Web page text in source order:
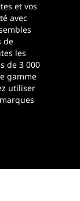
et vos
avec
de
les
de 3 000
gamme
utiliser